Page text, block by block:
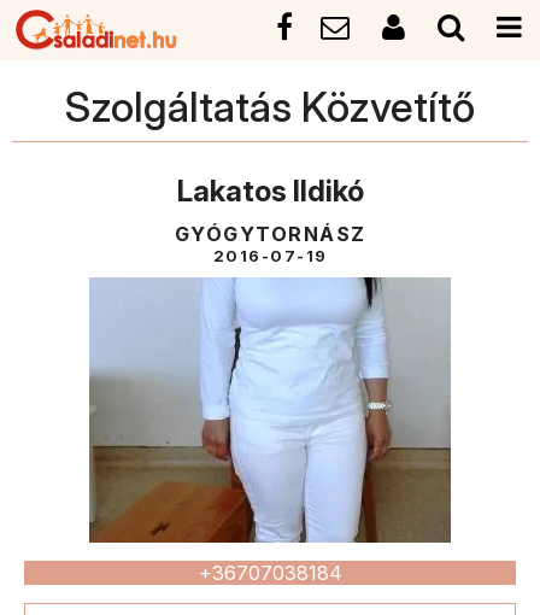
Szolgáltatás Közvetítő
Lakatos Ildikó
GYÓGYTORNÁSZ
2016-07-19
+36707038184